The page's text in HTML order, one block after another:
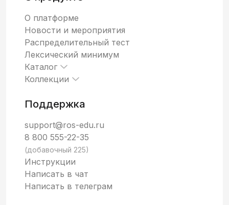
О платформе
Новости и мероприятия
Распределительный тест
Лексический минимум
Каталог
Коллекции
Поддержка
support@ros-edu.ru
8 800 555-22-35
(добавочный 225)
Инструкции
Написать в чат
Написать в телеграм